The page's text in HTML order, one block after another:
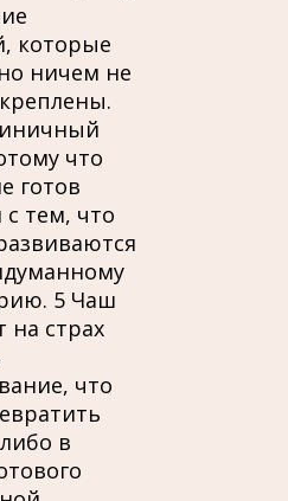
которые
ничем не
что
готов
тем, что
5 Чаш
на страх
что
в